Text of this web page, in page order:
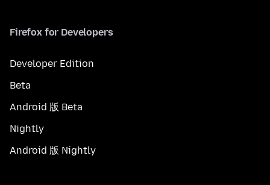
Firefox for Developers
Developer Edition
Beta
Android 版 Beta
Nightly
Android 版 Nightly